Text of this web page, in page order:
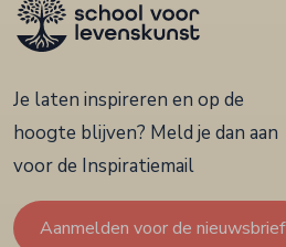
Je laten inspireren en op de
hoogte blijven? Meld je dan aan
voor de Inspiratiemail
Aanmelden voor de nieuwsbrief